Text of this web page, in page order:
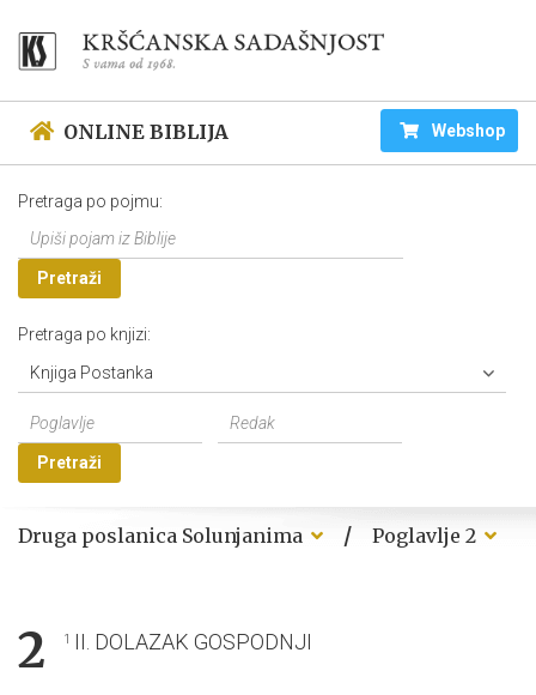
ONLINE BIBLIJA Webshop
Pretraga po pojmu:
Pretraži
Pretraga po knjizi:
Knjiga Postanka
Pretraži
Druga poslanica Solunjanima / Poglavlje 2
2 1 II. DOLAZAK GOSPODNJI